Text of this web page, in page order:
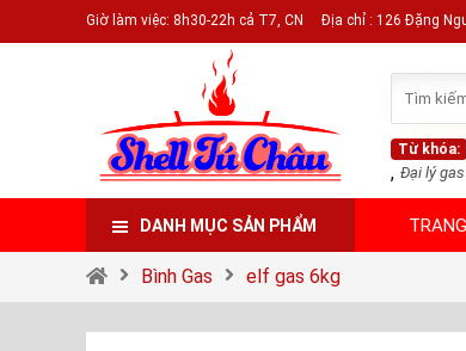
Giờ làm việc: 8h30-22h cả T7, CN Địa chỉ : 126 Đặng
Từ khóa:
, Đại lý
DANH MỤC SẢN PHẨM
Bình Gas elf gas 6kg